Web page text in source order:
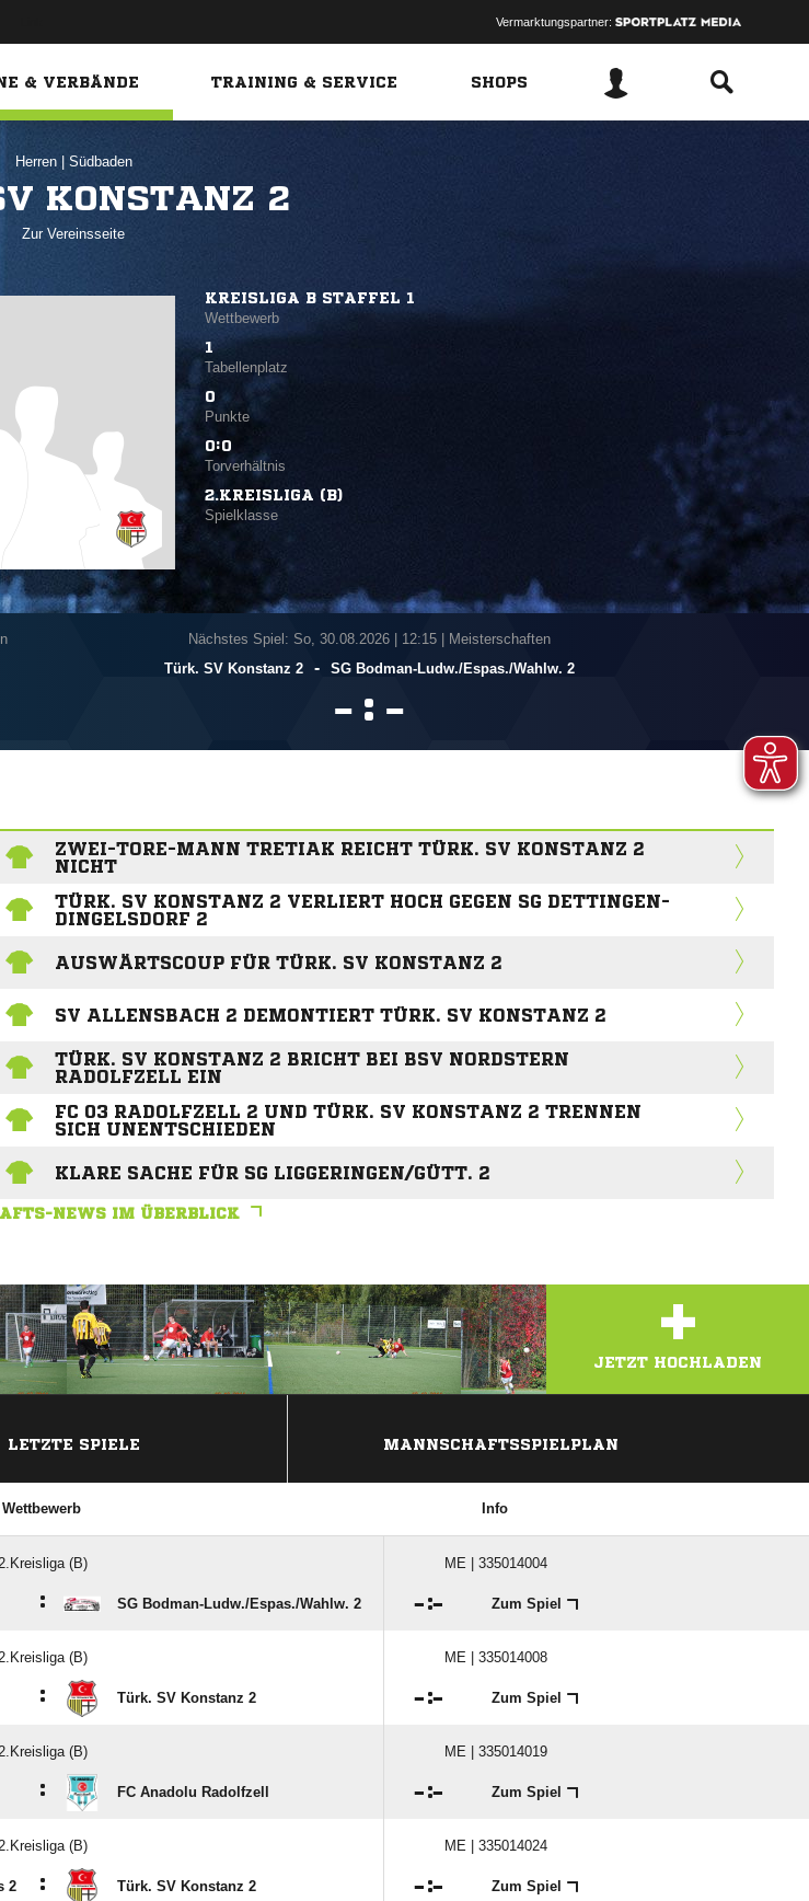
Vermarktungspartner:
& VERBÄNDE TRAINING & SERVICE SHOPS
Herren Südbaden
KONSTANZ 2
Zur Vereinsseite
KREISLIGA B STAFFEL 1
Wettbewerb
1
Tabellenplatz
0
Punkte
0:0
Torverhältnis
2.KREISLIGA (B)
Spielklasse
Nächstes Spiel: So, 30.08.2026| 12:15 | Meisterschaften
Türk. SV Konstanz 2
- SG Bodman-Ludw./​Espas./​Wahlw. 2
 : 
ZWEI-TORE-MANN TRETIAK REICHT TÜRK. SV KONSTANZ 2
NICHT
TÜRK. SV KONSTANZ 2 VERLIERT HOCH GEGEN SG DETTINGEN-
DINGELSDORF 2
AUSWÄRTSCOUP FÜR TÜRK. SV KONSTANZ 2
SV ALLENSBACH 2 DEMONTIERT TÜRK. SV KONSTANZ 2
TÜRK. SV KONSTANZ 2 BRICHT BEI BSV NORDSTERN
RADOLFZELL EIN
FC 03 RADOLFZELL 2 UND TÜRK. SV KONSTANZ 2 TRENNEN
SICH UNENTSCHIEDEN
KLARE SACHE FÜR SG LIGGERINGEN/GÜTT. 2
NEWS IM ÜBERBLICK
+
JETZT HOCHLADEN
LETZTE SPIELE MANNSCHAFTSSPIELPLAN
Wettbewerb Info
(B) ME | 335014004
: SG Bodman-Ludw./​Espas./​Wahlw. 2 : Zum Spiel
(B) ME | 335014008
: Türk. SV Konstanz 2 : Zum Spiel
(B) ME | 335014019
: FC Anadolu Radolfzell : Zum Spiel
(B) ME | 335014024
2 : Türk. SV Konstanz 2 : Zum Spiel